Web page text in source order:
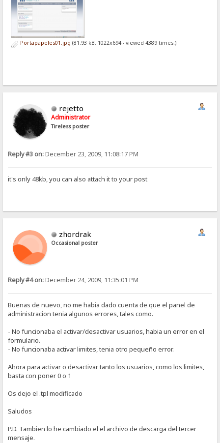
Portapapeles01.jpg (81.93 kB, 1022x694 - viewed 4389 times.)
rejetto
Administrator
Tireless poster
Reply #3 on:December 23, 2009, 11:08:17 PM
it's only 48kb, you can also attach it to your post
zhordrak
Occasional poster
Reply #4 on:December 24, 2009, 11:35:01 PM
Buenas de nuevo, no me habia dado cuenta de que el panel de
administracion tenia algunos errores, tales como.
- No funcionaba el activar/desactivar usuarios, habia un error en el
formulario.
- No funcionaba activar limites, tenia otro pequeño error.
Ahora para activar o desactivar tanto los usuarios, como los limites,
basta con poner 0 o 1
Os dejo el .tpl modificado
Saludos
P.D. Tambien lo he cambiado el el archivo de descarga del tercer
mensaje.